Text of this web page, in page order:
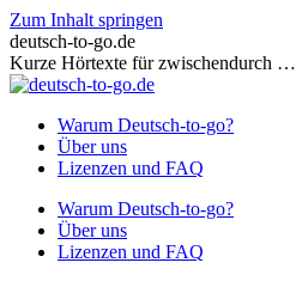
Zum Inhalt springen
deutsch-to-go.de
Kurze Hörtexte für zwischendurch …
Warum Deutsch-to-go?
Über uns
Lizenzen und FAQ
Warum Deutsch-to-go?
Über uns
Lizenzen und FAQ